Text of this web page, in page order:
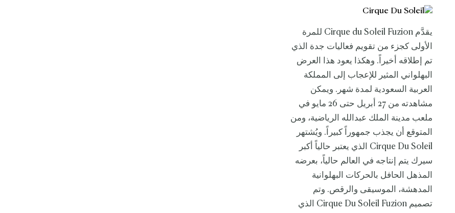
يقدَّم Cirque du Soleil Fuzion للمرة
الأولى كجزء من تقويم فعاليات جدة الذي
تم إطلاقه أخيراً. وهكذا يعود هذا العرض
البهلواني المثير للإعجاب إلى المملكة
العربية السعودية لمدة شهر. ويمكن
مشاهدته من 27 أبريل حتى 26 مايو في
ملعب مدينة الملك عبدالله الرياضية، ومن
المتوقع أن يجذب جمهوراً كبيراً. ويُشتهر
Cirque Du Soleil الذي يعتبر حالياً أكبر
سيرك يتم إنتاجه في العالم حالياً، بعرضه
المذهل الحافل بالحركات البهلوانية
المدهشة، الموسيقى والرقص. وتم
تصميم Cirque Du Soleil Fuzion الذي